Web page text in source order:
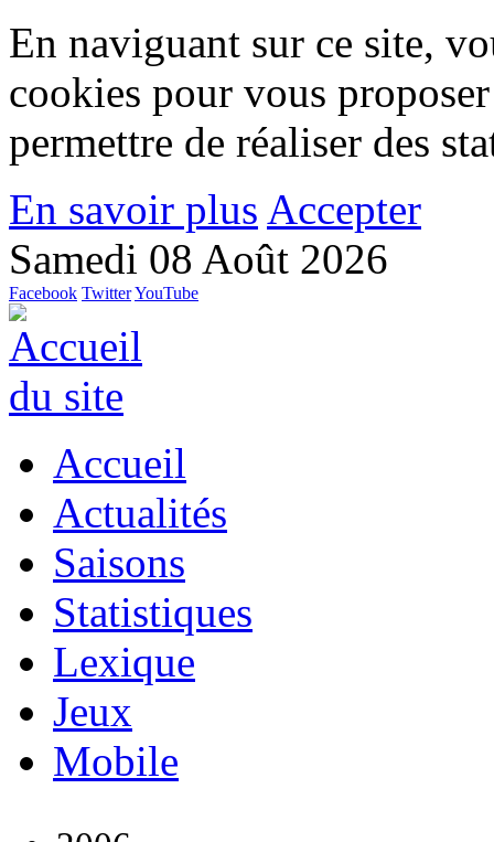
En naviguant sur ce site,
cookies pour vous
permettre de réaliser des
En savoir plus Accepter
Samedi 08 Août 2026
Facebook TwitterYouTube
Accueil
Actualités
Saisons
Statistiques
Lexique
Jeux
Mobile